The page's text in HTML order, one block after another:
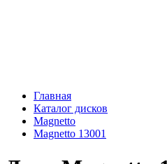
Главная
Каталог дисков
Magnetto
Magnetto 13001